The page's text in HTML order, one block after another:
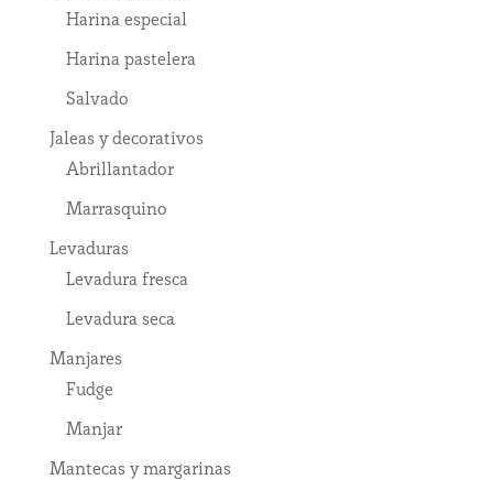
Harina especial
Harina pastelera
Salvado
Jaleas y decorativos
Abrillantador
Marrasquino
Levaduras
Levadura fresca
Levadura seca
Manjares
Fudge
Manjar
Mantecas y margarinas